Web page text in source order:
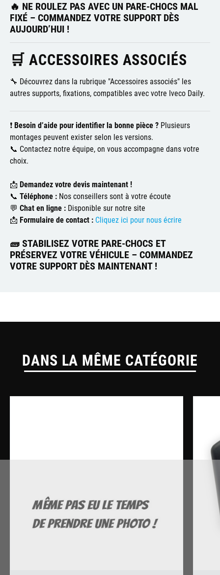
🔥 NE ROULEZ PAS AVEC UN PARE-CHOCS MAL
FIXÉ – COMMANDEZ VOTRE SUPPORT DÈS
AUJOURD’HUI !
🛒 ACCESSOIRES ASSOCIÉS
🔧 Découvrez dans la rubrique "Accessoires associés" les
autres supports, fixations, compatibles avec votre Iveco Daily.
❗ Besoin d’aide pour identifier la bonne pièce ? Plusieurs
montages peuvent exister selon les versions.
📞 Contactez notre équipe, on vous accompagne dans votre
choix.
📩 Demandez votre devis maintenant !
📞 Téléphone : Nos conseillers sont à votre écoute
💬 Chat en ligne : Disponible sur notre site
📩 Formulaire de contact : Cliquez ici pour nous écrire
🧱STABILISEZ VOTRE PARE-CHOCS ET
PRÉSERVEZ VOTRE VÉHICULE – COMMANDEZ
VOTRE SUPPORT DÈS MAINTENANT !
DANS LA MÊME CATÉGORIE